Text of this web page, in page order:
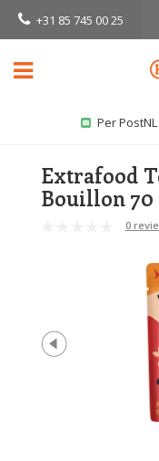
+31 85 745 00 25
Per
Extrafood
Bouillon 70
0